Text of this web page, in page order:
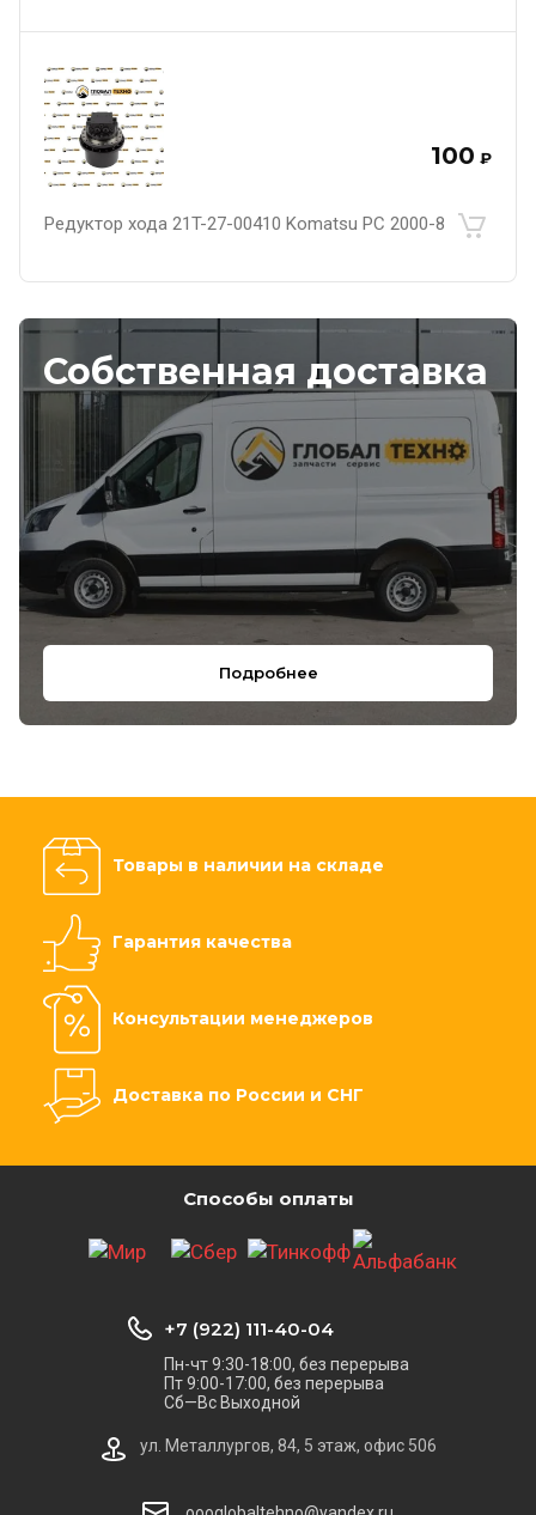
100 ₽
Редуктор хода 21T-27-00410 Komatsu PC 2000-8
Собственная доставка
Подробнее
Товары в наличии на складе
Гарантия качества
Консультации менеджеров
Доставка по России и СНГ
Способы оплаты
+7 (922) 111-40-04
Пн-чт 9:30-18:00, без перерыва
Пт 9:00-17:00, без перерыва
Сб—Вс Выходной
ул. Металлургов, 84, 5 этаж, офис 506